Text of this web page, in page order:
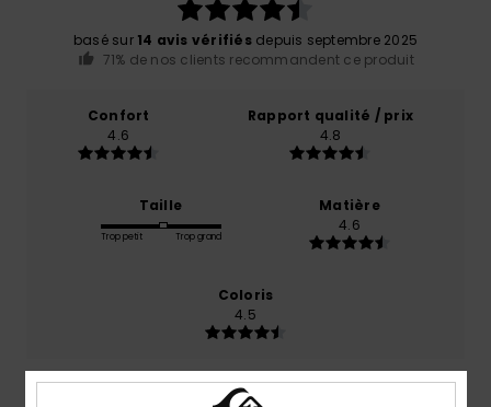
basé sur 14 avis vérifiésdepuis septembre 2025
71% de nos clients recommandent ce produit
Confort
4.6
Rapport qualité / prix
4.8
Taille
Trop petit Trop grand
Matière
4.6
Coloris
4.5